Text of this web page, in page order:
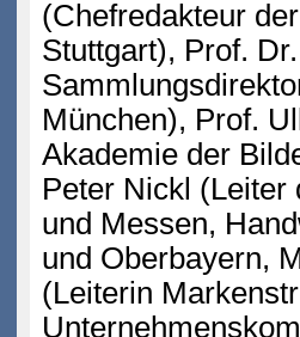
(Chefredakteur
Stuttgart), Prof.
München), Prof.
Akademie der
Peter Nickl (Leiter
und Messen,
und Oberbayern,
(Leiterin